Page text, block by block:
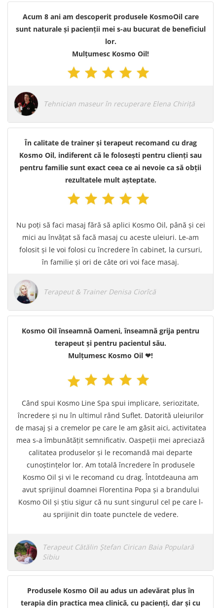
Acum 8 ani am descoperit produsele KosmoOil care
sunt naturale și pacienții mei s-au bucurat de beneficiul
lor.
Mulțumesc Kosmo Oil!
Tehnician maseur în recuperare Elena Chiriță
În calitate de trainer și terapeut recomand cu drag
Kosmo Oil, indiferent că le folosești pentru clienți sau
pentru familie sunt exact ceea ce ai nevoie ca să obții
rezultatele mult așteptate.
Nu poți să faci masaj fără să aplici Kosmo Oil, până și cei
mici au învățat să facă masaj cu aceste uleiuri. Le-am
folosit și le voi folosi cu încredere în cabinet, la cursuri,
în familie și ori de câte ori voi face masaj.
Terapeut & Trainer Denisa Ciorîcă
Kosmo Oil înseamnă Oameni, înseamnă grija pentru
terapeut și pentru pacientul său.
Mulțumesc Kosmo Oil ❤!
Când spui Kosmo Line Spa spui implicare, seriozitate,
încredere și nu în ultimul rând Suflet. Datorită uleiurilor
de masaj și a cremelor pe care le am găsit aici, activitatea
mea s-a îmbunătățit semnificativ. Oaspeții mei apreciază
calitatea produselor și le recomandă mai departe
cunoștințelor lor. Am totală încredere în produsele
Kosmo Oil și vi le recomand cu drag. Întotdeauna am
avut sprijinul doamnei Florentina Popa și a brandului
Kosmo Oil și știu sigur că nu sunt singurul cel pe care l-
au sprijinit din toate punctele de vedere.
Terapeut Cătălin Ștefan Cirican Baia Populară
Sibiu
Produsele Kosmo Oil au adus un adevărat plus în
terapia din practica mea clinică, cu pacienți, dar și cu